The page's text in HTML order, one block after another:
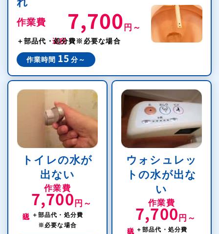
れ
作業費 7,700 円～
＋部品代・処分費※必要な場合
作業時間 15 分～
トイレの水が
出ない
作業費
7,700 円～
＋部品代・処分費
※必要な場合
ウォシュレッ
トの水が出な
い
作業費
7,700 円～
＋部品代・処分費